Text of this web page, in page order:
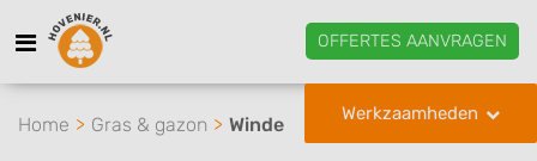
OFFERTES AANVRAGEN
Werkzaamheden
Home Gras & gazon Winde